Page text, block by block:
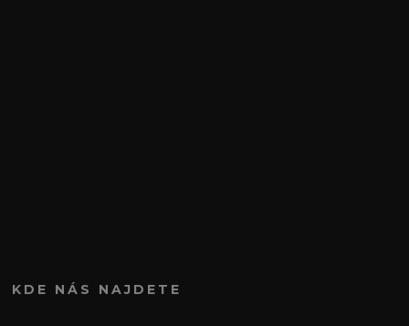
KDE NÁS NAJDETE